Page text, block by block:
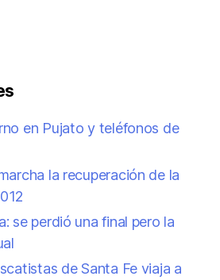
en Pujato y teléfonos de
la recuperación de la
se perdió una final pero la
de Santa Fe viaja a